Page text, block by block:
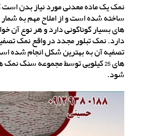
نمک یک ماده معدنی مورد نیاز بدن است
ساخته شده است و از املاح مهم به
های بسیار گوناگونی دارد و هر نوع آن
دارد. نمک تبلور مجدد در واقع نمک
تصفیه آن به بهترین شکل انجام شده
های 25 کیلویی توسط مجموعه سنگ
شود.